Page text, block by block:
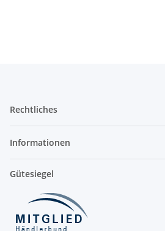
Rechtliches
Informationen
Gütesiegel